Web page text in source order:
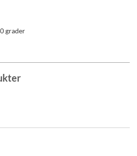
grader